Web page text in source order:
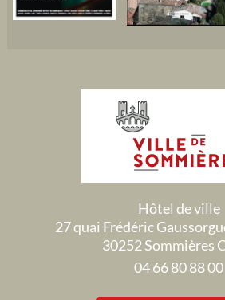
Hôtel de ville
27 quai Frédéric
30252 Sommières
04 66 80 88 00